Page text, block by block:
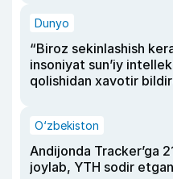
Dunyo
“Biroz sekinlashish
insoniyat sun’iy
qolishidan xavotir
O‘zbekiston
Andijonda Tracker’ga
joylab, YTH sodir